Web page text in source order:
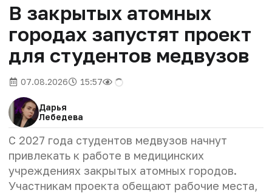
В закрытых атомных
городах запустят проект
для студентов медвузов
07.08.2026 15:57
Дарья
Лебедева
С 2027 года студентов медвузов начнут
привлекать к работе в медицинских
учреждениях закрытых атомных городов.
Участникам проекта обещают рабочие места,